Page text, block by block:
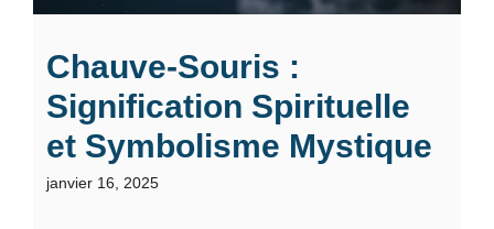
Chauve-Souris :
Signification Spirituelle
et Symbolisme Mystique
janvier 16, 2025